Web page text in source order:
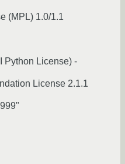
(MPL) 1.0/1.1
Python License) -
License 2.1.1